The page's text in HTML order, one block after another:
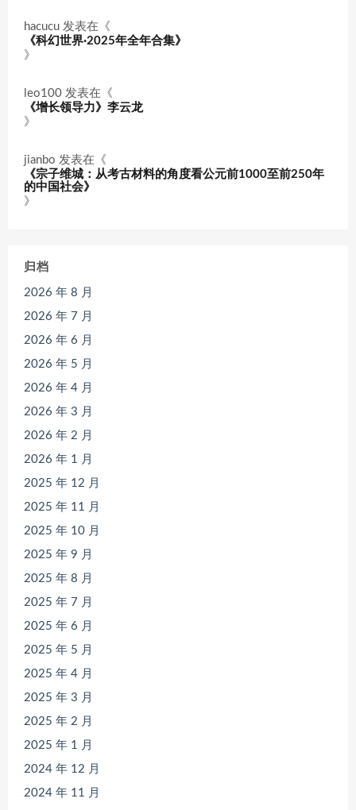
hacucu 发表在《
《科幻世界·2025年全年合集》
》
leo100 发表在《
《增长领导力》李云龙
》
jianbo 发表在《
《宗子维城：从考古材料的角度看公元前1000至前250年
的中国社会》
》
归档
2026 年 8 月
2026 年 7 月
2026 年 6 月
2026 年 5 月
2026 年 4 月
2026 年 3 月
2026 年 2 月
2026 年 1 月
2025 年 12 月
2025 年 11 月
2025 年 10 月
2025 年 9 月
2025 年 8 月
2025 年 7 月
2025 年 6 月
2025 年 5 月
2025 年 4 月
2025 年 3 月
2025 年 2 月
2025 年 1 月
2024 年 12 月
2024 年 11 月